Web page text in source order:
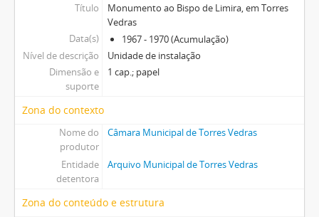
Título
Monumento ao Bispo de Limira, em Torres
Vedras
Data(s)
1967 - 1970 (Acumulação)
Nível de descrição
Unidade de instalação
Dimensão e
suporte
1 cap.; papel
Zona do contexto
Nome do
produtor
Câmara Municipal de Torres Vedras
Entidade
detentora
Arquivo Municipal de Torres Vedras
Zona do conteúdo e estrutura